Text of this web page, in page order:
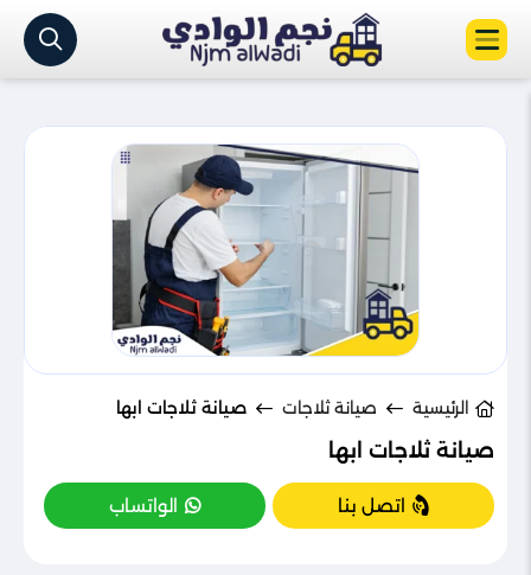
الرئيسية صيانة ثلاجات صيانة ثلاجات ابها
صيانة ثلاجات ابها
اتصل بنا الواتساب